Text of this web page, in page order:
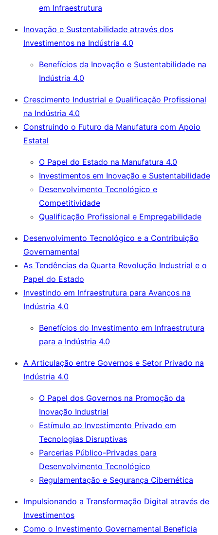
em Infraestrutura
Inovação e Sustentabilidade através dos
Investimentos na Indústria 4.0
Benefícios da Inovação e Sustentabilidade na
Indústria 4.0
Crescimento Industrial e Qualificação Profissional
na Indústria 4.0
Construindo o Futuro da Manufatura com Apoio
Estatal
O Papel do Estado na Manufatura 4.0
Investimentos em Inovação e Sustentabilidade
Desenvolvimento Tecnológico e
Competitividade
Qualificação Profissional e Empregabilidade
Desenvolvimento Tecnológico e a Contribuição
Governamental
As Tendências da Quarta Revolução Industrial e o
Papel do Estado
Investindo em Infraestrutura para Avanços na
Indústria 4.0
Benefícios do Investimento em Infraestrutura
para a Indústria 4.0
A Articulação entre Governos e Setor Privado na
Indústria 4.0
O Papel dos Governos na Promoção da
Inovação Industrial
Estímulo ao Investimento Privado em
Tecnologias Disruptivas
Parcerias Público-Privadas para
Desenvolvimento Tecnológico
Regulamentação e Segurança Cibernética
Impulsionando a Transformação Digital através de
Investimentos
Como o Investimento Governamental Beneficia